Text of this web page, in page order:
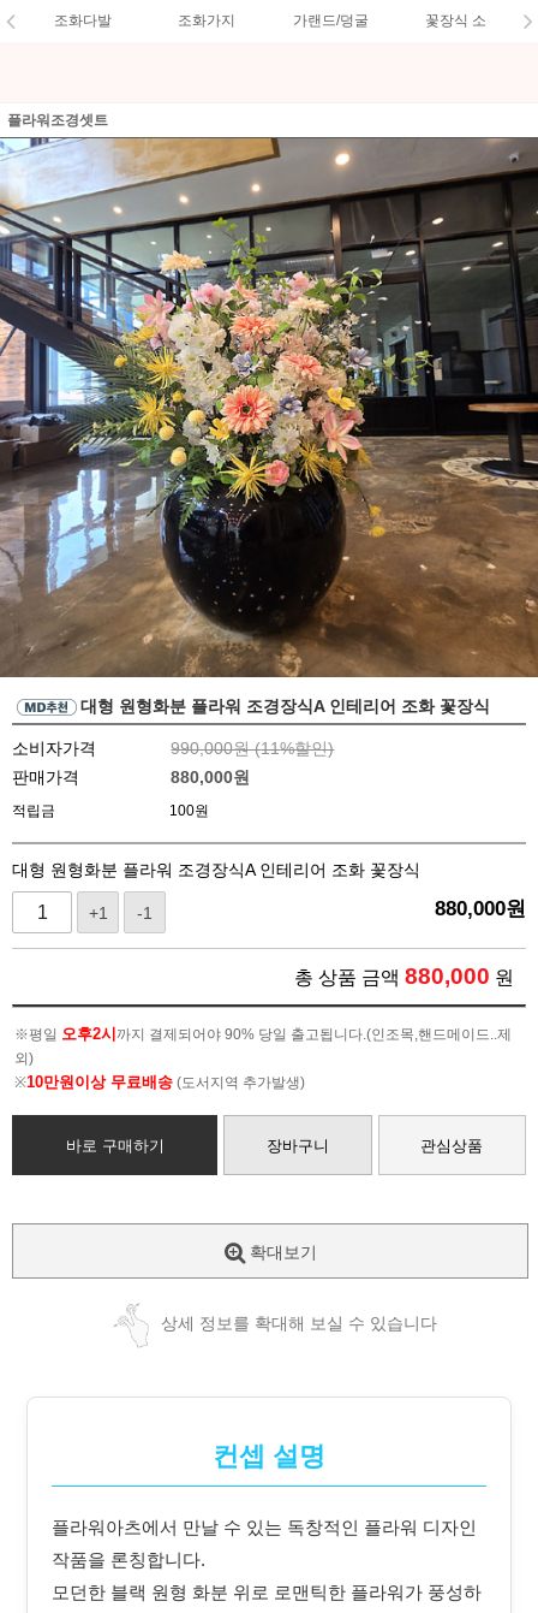
조화다발 조화가지 가랜드/덩굴 꽃장식 소
플라워조경셋트
대형 원형화분 플라워 조경장식A 인테리어 조화 꽃장식
소비자가격 990,000원 (11%할인)
판매가격
880,000원
적립금 100원
대형 원형화분 플라워 조경장식A 인테리어 조화 꽃장식
+1 -1 880,000원
총 상품 금액 880,000 원
※평일 오후2시 까지 결제되어야 90% 당일 출고됩니다.(인조목,핸드메이드..제
외)
※10만원이상 무료배송 (도서지역 추가발생)
바로 구매하기 장바구니 관심상품
확대보기
상세 정보를 확대해 보실 수 있습니다
컨셉 설명
플라워아츠에서 만날 수 있는 독창적인 플라워 디자인
작품을 론칭합니다.
모던한 블랙 원형 화분 위로 로맨틱한 플라워가 풍성하